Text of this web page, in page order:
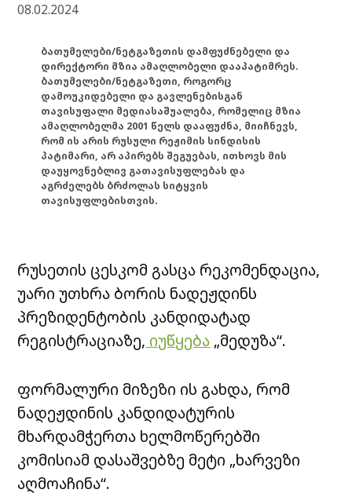
08.02.2024
ბათუმელები/ნეტგაზეთის დამფუძნებელი და
დირექტორი მზია ამაღლობელი დააპატიმრეს.
ბათუმელები/ნეტგაზეთი, როგორც
დამოუკიდებელი და გავლენებისგან
თავისუფალი მედიასაშუალება, რომელიც მზია
ამაღლობელმა 2001 წელს დააფუძნა, მიიჩნევს,
რომ ის არის რუსული რეჟიმის სინდისის
პატიმარი, არ აპირებს შეგუებას, ითხოვს მის
დაუყოვნებლივ გათავისუფლებას და
აგრძელებს ბრძოლას სიტყვის
თავისუფლებისთვის.
რუსეთის ცესკომ გასცა რეკომენდაცია,
უარი უთხრა ბორის ნადეჟდინს
პრეზიდენტობის კანდიდატად
რეგისტრაციაზე, იუწყება „მედუზა“.
ფორმალური მიზეზი ის გახდა, რომ
ნადეჟდინის კანდიდატურის
მხარდამჭერთა ხელმოწერებში
კომისიამ დასაშვებზე მეტი „ხარვეზი
აღმოაჩინა“.